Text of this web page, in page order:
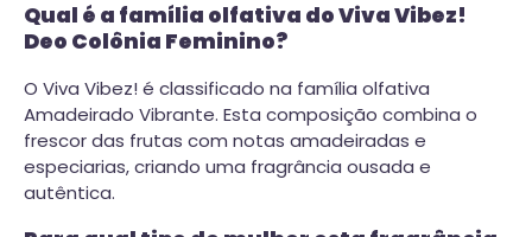
Qual é a família olfativa do Viva Vibez!
Deo Colônia Feminino?
O Viva Vibez! é classificado na família olfativa
Amadeirado Vibrante. Esta composição combina o
frescor das frutas com notas amadeiradas e
especiarias, criando uma fragrância ousada e
autêntica.